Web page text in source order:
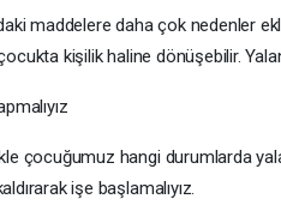
maddelere daha çok nedenler
kişilik haline dönüşebilir.
çocuğumuz hangi durumlarda
işe başlamalıyız.